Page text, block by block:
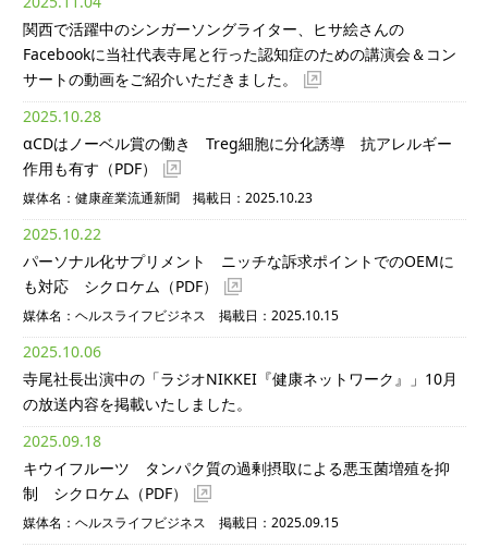
関西で活躍中のシンガーソングライター、ヒサ絵さんの
Facebookに当社代表寺尾と行った認知症のための講演会＆コン
サートの動画をご紹介いただきました。
2025.10.28
αCDはノーベル賞の働き Treg細胞に分化誘導 抗アレルギー
作用も有す （PDF）
媒体名：健康産業流通新聞 掲載日：2025.10.23
2025.10.22
パーソナル化サプリメント ニッチな訴求ポイントでのOEMに
も対応 シクロケム （PDF）
媒体名：ヘルスライフビジネス 掲載日：2025.10.15
2025.10.06
寺尾社長出演中の「ラジオNIKKEI『健康ネットワーク』」10月
の放送内容を掲載いたしました。
2025.09.18
キウイフルーツ タンパク質の過剰摂取による悪玉菌増殖を抑
制 シクロケム （PDF）
媒体名：ヘルスライフビジネス 掲載日：2025.09.15